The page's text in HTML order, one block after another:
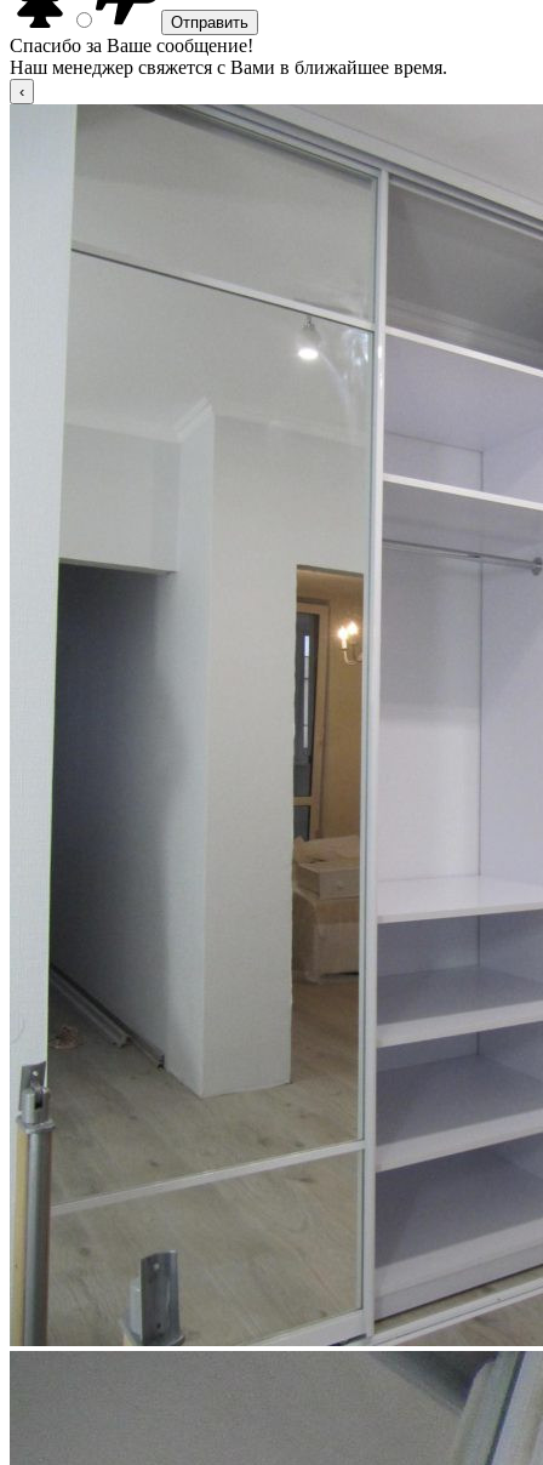
Спасибо за Ваше сообщение!
Наш менеджер свяжется с Вами в ближайшее время.